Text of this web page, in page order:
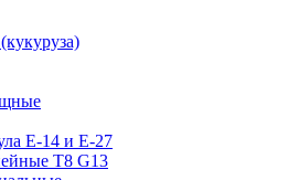
Е-14 и Е-27
T8 G13